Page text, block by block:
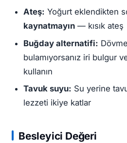
Ateş: Yoğurt eklendikten
kaynatmayın— kısık ateş
Buğday alternatifi:
bulamıyorsanız iri bulgur
kullanın
Tavuk suyu: Su yerine
lezzeti ikiye katlar
Besleyici Değeri